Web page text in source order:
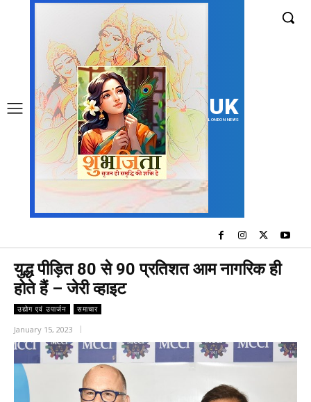
UK
LONDON NEWS
युद्ध पीड़ित 80 से 90 प्रतिशत आम नागरिक ही
होते हैं – जेरी व्हाइट
उद्योग एवं उपार्जन समाचार
January 15, 2023